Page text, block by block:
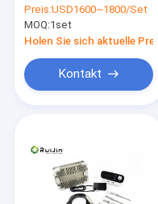
Chirurgie-
Mikrowerkzeuge und
Säge
Preis:USD1600~1800/Set
MOQ:1set
Holen Sie sich aktuelle Preis
Kontakt